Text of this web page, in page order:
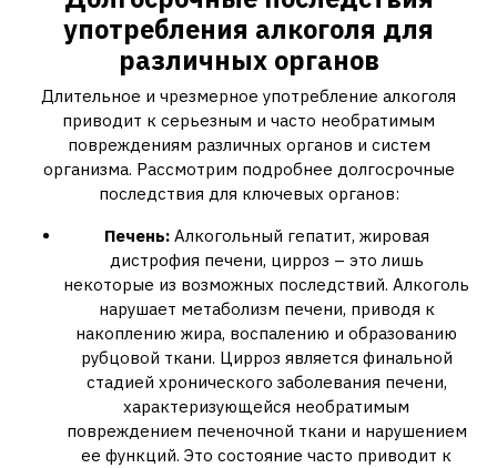
употребления алкоголя для
различных органов
Длительное и чрезмерное употребление алкоголя
приводит к серьезным и часто необратимым
повреждениям различных органов и систем
организма. Рассмотрим подробнее долгосрочные
последствия для ключевых органов:
Печень:Алкогольный гепатит‚ жировая
дистрофия печени‚ цирроз – это лишь
некоторые из возможных последствий. Алкоголь
нарушает метаболизм печени‚ приводя к
накоплению жира‚ воспалению и образованию
рубцовой ткани. Цирроз является финальной
стадией хронического заболевания печени‚
характеризующейся необратимым
повреждением печеночной ткани и нарушением
ее функций. Это состояние часто приводит к